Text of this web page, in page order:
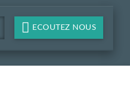
ECOUTEZ NOUS